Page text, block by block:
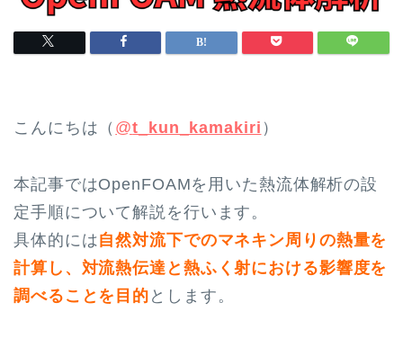
こんにちは（ @t_kun_kamakiri ）
本記事ではOpenFOAMを用いた熱流体解析の設
定手順について解説を行います。
具体的には自然対流下でのマネキン周りの熱量を
計算し、対流熱伝達と熱ふく射における影響度を
調べることを目的 とします。